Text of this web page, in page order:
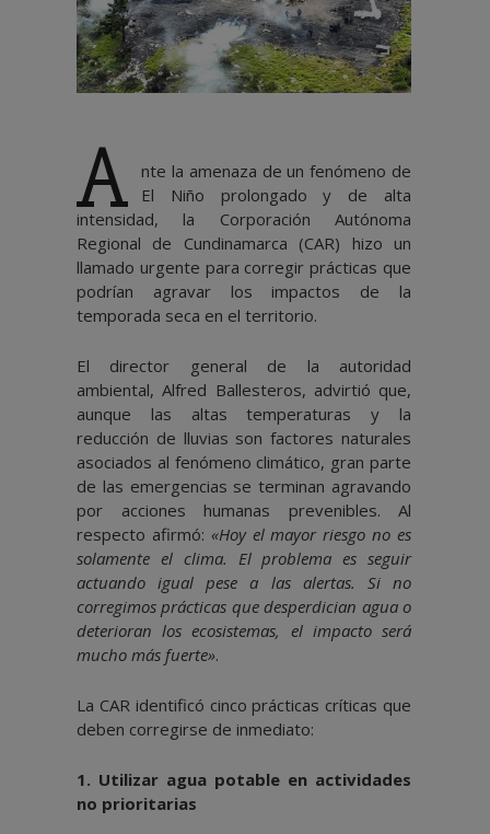
A
nte la amenaza de un fenómeno de
El Niño prolongado y de alta
intensidad, la Corporación Autónoma
Regional de Cundinamarca (CAR) hizo un
llamado urgente para corregir prácticas que
podrían agravar los impactos de la
temporada seca en el territorio.
El director general de la autoridad
ambiental, Alfred Ballesteros, advirtió que,
aunque las altas temperaturas y la
reducción de lluvias son factores naturales
asociados al fenómeno climático, gran parte
de las emergencias se terminan agravando
por acciones humanas prevenibles. Al
respecto afirmó: «Hoy el mayor riesgo no es
solamente el clima. El problema es seguir
actuando igual pese a las alertas. Si no
corregimos prácticas que desperdician agua o
deterioran los ecosistemas, el impacto será
mucho más fuerte».
La CAR identificó cinco prácticas críticas que
deben corregirse de inmediato:
1.⁠ ⁠Utilizar agua potable en actividades
no prioritarias